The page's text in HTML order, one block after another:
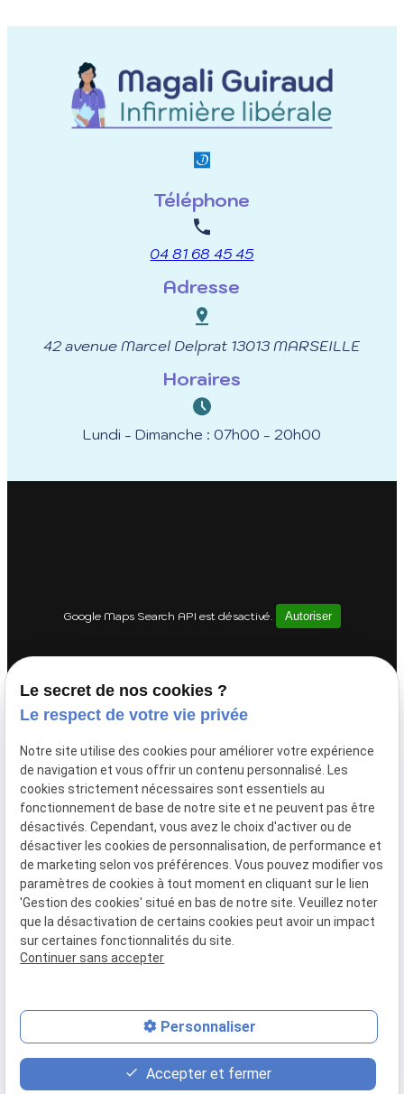
Téléphone
04 81 68 45 45
Adresse
42 avenue Marcel Delprat 13013 MARSEILLE
Horaires
Lundi - Dimanche : 07h00 - 20h00
Google Maps Search API est désactivé. Autoriser
Mentions légales
Politique de
confidentialité
Gestion
des
cookies
Plan du
site
Siret :
83842613800031
place contact_page phone
Le secret de nos cookies ?
Le respect de votre vie privée
Notre site utilise des cookies pour améliorer votre expérience
de navigation et vous offrir un contenu personnalisé. Les
cookies strictement nécessaires sont essentiels au
fonctionnement de base de notre site et ne peuvent pas être
désactivés. Cependant, vous avez le choix d'activer ou de
désactiver les cookies de personnalisation, de performance et
de marketing selon vos préférences. Vous pouvez modifier vos
paramètres de cookies à tout moment en cliquant sur le lien
'Gestion des cookies' situé en bas de notre site. Veuillez noter
que la désactivation de certains cookies peut avoir un impact
sur certaines fonctionnalités du site.
Continuer sans accepter
Personnaliser
Accepter et fermer